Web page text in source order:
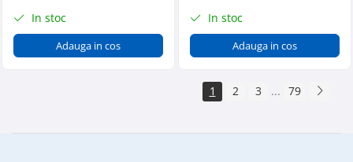
In stoc
Adauga in cos
In stoc
Adauga in cos
1 2 3 ... 79